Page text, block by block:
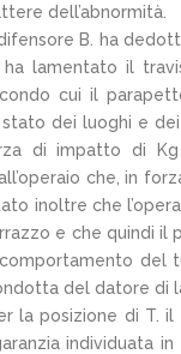
dell’abnormità.
B. ha
ha lamentato il
cui il
dei luoghi e
di impatto di
che, in
inoltre che
e che quindi il
del
del datore di
la posizione di T.
individuata